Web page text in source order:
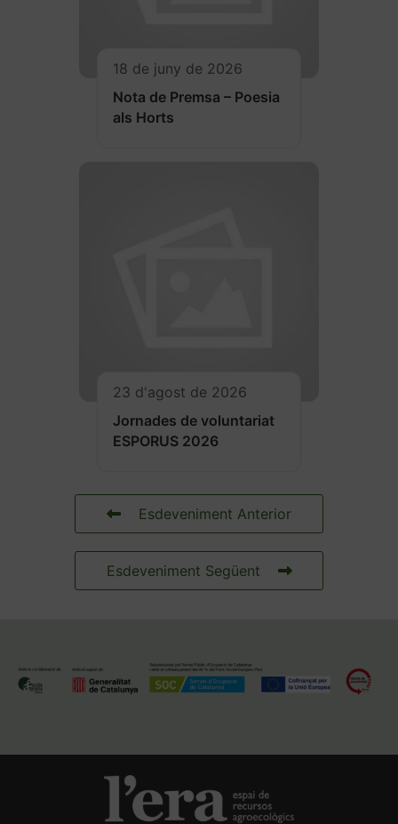
18 de juny de 2026
Nota de Premsa – Poesia
als Horts
23 d'agost de 2026
Jornades de voluntariat
ESPORUS 2026
Esdeveniment Anterior
Esdeveniment Següent